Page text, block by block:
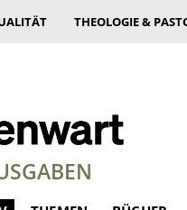
THEOLOGIE &